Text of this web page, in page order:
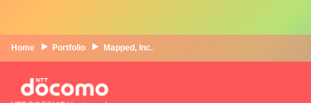
Home Portfolio Mapped, Inc.